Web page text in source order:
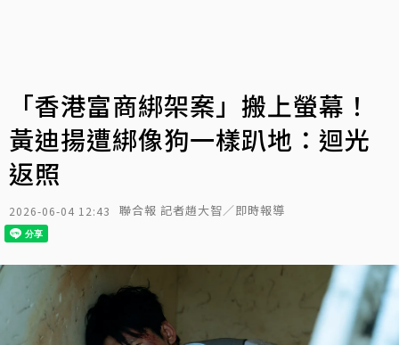
「香港富商綁架案」搬上螢幕！
黃迪揚遭綁像狗一樣趴地：迴光
返照
2026-06-04 12:43 聯合報 記者趙大智／即時報導